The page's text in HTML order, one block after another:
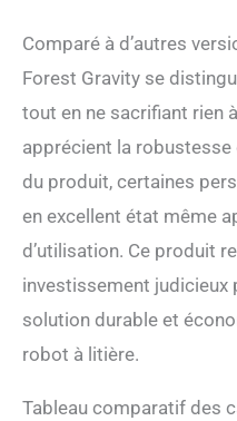
Comparé à d’autres
Forest Gravity se
tout en ne sacrifiant rien
apprécient la
du produit, certaines
en excellent état même
d’utilisation. Ce produit
investissement judicieux
solution durable et
robot à litière.
Tableau comparatif des